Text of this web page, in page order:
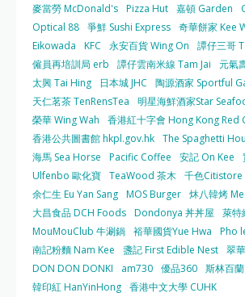
麥當勞 McDonald's Pizza Hut 嘉頓 Garden
Optical 88 爭鮮 Sushi Express 奇華餅家 Kee
Eikowada
KFC 永安百貨 Wing On
譚仔三哥
僱員再培訓局 erb
譚仔雲南米線 Tam Jai
元氣
太興 Tai Hing
日本城 JHC
陶源酒家 Sportful
天仁茗茶 TenRensTea
明星海鮮酒家Star
榮華 Wing Wah
香港紅十字會 Hong Kong Red
香港公共圖書館 hkpl.gov.hk The Spaghetti
海馬 Sea Horse
Pacific Coffee 安記 On Kee
Ulfenbo 歐化寶 TeaWood 茶木 千色Citistore
余仁生 Eu Yan Sang MOS Burger 炑八韓烤
大昌食品 DCH Foods Dondonya 丼丼屋
萊特
MouMouClub 牛涮鍋 裕華國貨Yue Hwa
Pho
南記粉麵 Nam Kee
盞記 First Edible Nest 翠
DON DON DONKI
am730 優品360 斯林百
韓印紅 HanYinHong 香港中文大學 CUHK